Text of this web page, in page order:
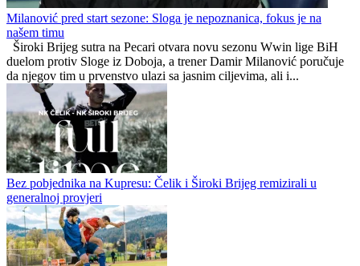
Borac prvi na kraju regularnog dijela MaxBet lige
Savez privremeno suspendovao Mladost, Zrinjski, Jahorinu i Slaviju
Zapadnohercegovački kanton
0 0